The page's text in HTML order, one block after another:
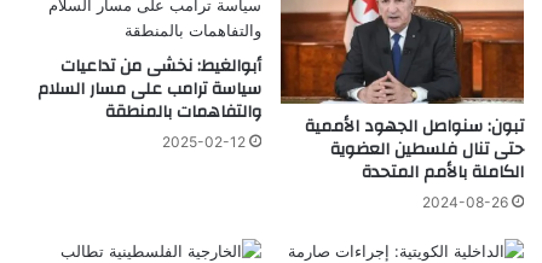
تبون: سنواصل الجهود الأممية
حتى تنال فلسطين العضوية
الكاملة بالأمم المتحدة
2024-08-26
أبوالغيط: نخشى من تداعيات
سياسة ترامب على مسار السلام
والتفاهمات بالمنطقة
2025-02-12